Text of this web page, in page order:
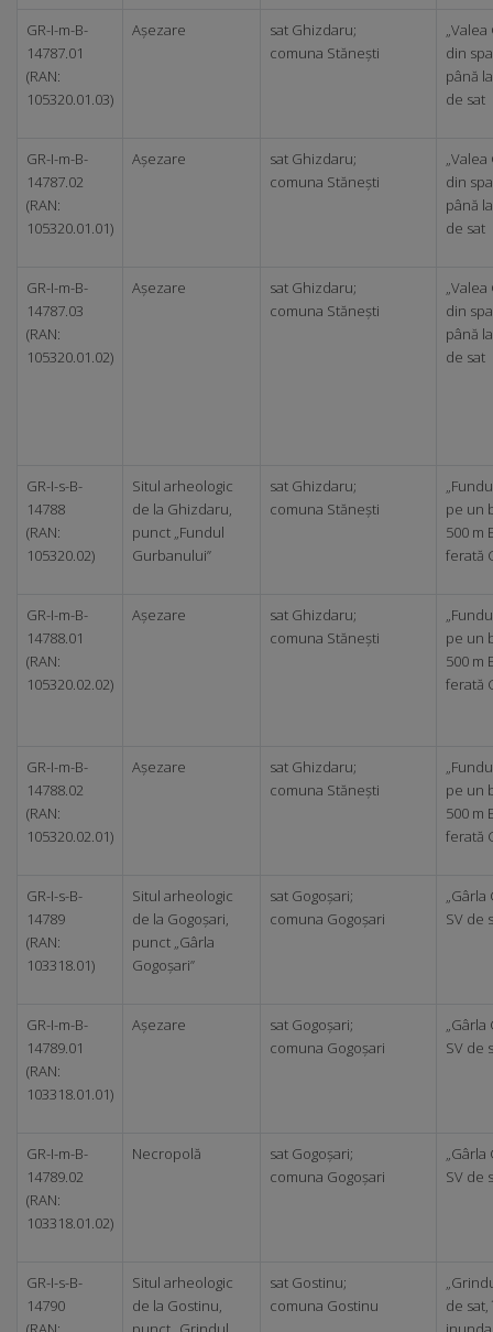
GR-I-m-B-
14787.01
(RAN:
105320.01.03)
Așezare
sat Ghizdaru;
comuna Stănești
din
până
de sat
GR-I-m-B-
14787.02
(RAN:
105320.01.01)
Așezare
sat Ghizdaru;
comuna Stănești
din
până
de sat
GR-I-m-B-
14787.03
(RAN:
105320.01.02)
Așezare
sat Ghizdaru;
comuna Stănești
din
până
de sat
GR-I-s-B-
14788
(RAN:
105320.02)
Situl arheologic
de la Ghizdaru,
punct „Fundul
Gurbanului”
sat Ghizdaru;
comuna Stănești
pe un
500 m
ferată
GR-I-m-B-
14788.01
(RAN:
105320.02.02)
Așezare
sat Ghizdaru;
comuna Stănești
pe un
500 m
ferată
GR-I-m-B-
14788.02
(RAN:
105320.02.01)
Așezare
sat Ghizdaru;
comuna Stănești
pe un
500 m
ferată
GR-I-s-B-
14789
(RAN:
103318.01)
Situl arheologic
de la Gogoșari,
punct „Gârla
Gogoșari”
sat Gogoșari;
comuna Gogoșari
„Gârla
SV de
GR-I-m-B-
14789.01
(RAN:
103318.01.01)
Așezare
sat Gogoșari;
comuna Gogoșari
„Gârla
SV de
GR-I-m-B-
14789.02
(RAN:
103318.01.02)
Necropolă
sat Gogoșari;
comuna Gogoșari
„Gârla
SV de
GR-I-s-B-
14790
Situl arheologic
de la Gostinu,
sat Gostinu;
comuna Gostinu
de